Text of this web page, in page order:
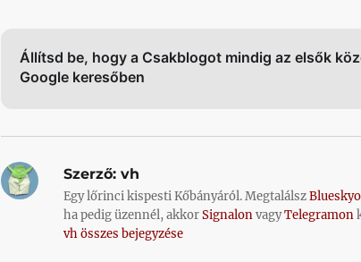
Állítsd be, hogy a Csakblogot mindig az elsők
Google keresőben
Szerző:vh
Egy lőrinci kispesti Kőbányáról. Megtalálsz
ha pedig üzennél, akkorSignalonvagyTelegramon
vh összes bejegyzése